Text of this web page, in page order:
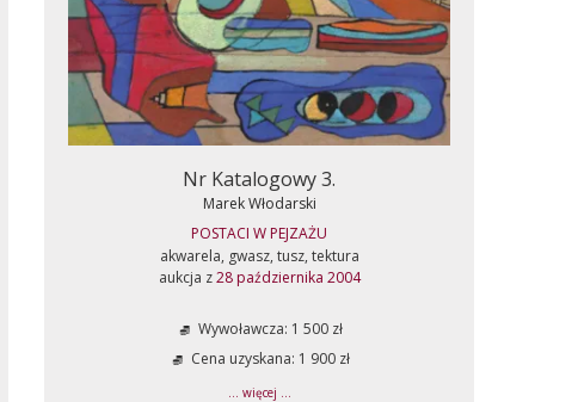
Nr Katalogowy 3.
Marek Włodarski
POSTACI W PEJZAŻU
akwarela, gwasz, tusz, tektura
aukcja z28 października 2004
Wywoławcza: 1 500 zł
Cena uzyskana: 1 900 zł
... więcej ...